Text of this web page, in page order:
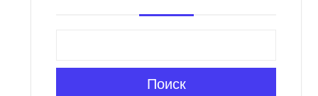
Поиск